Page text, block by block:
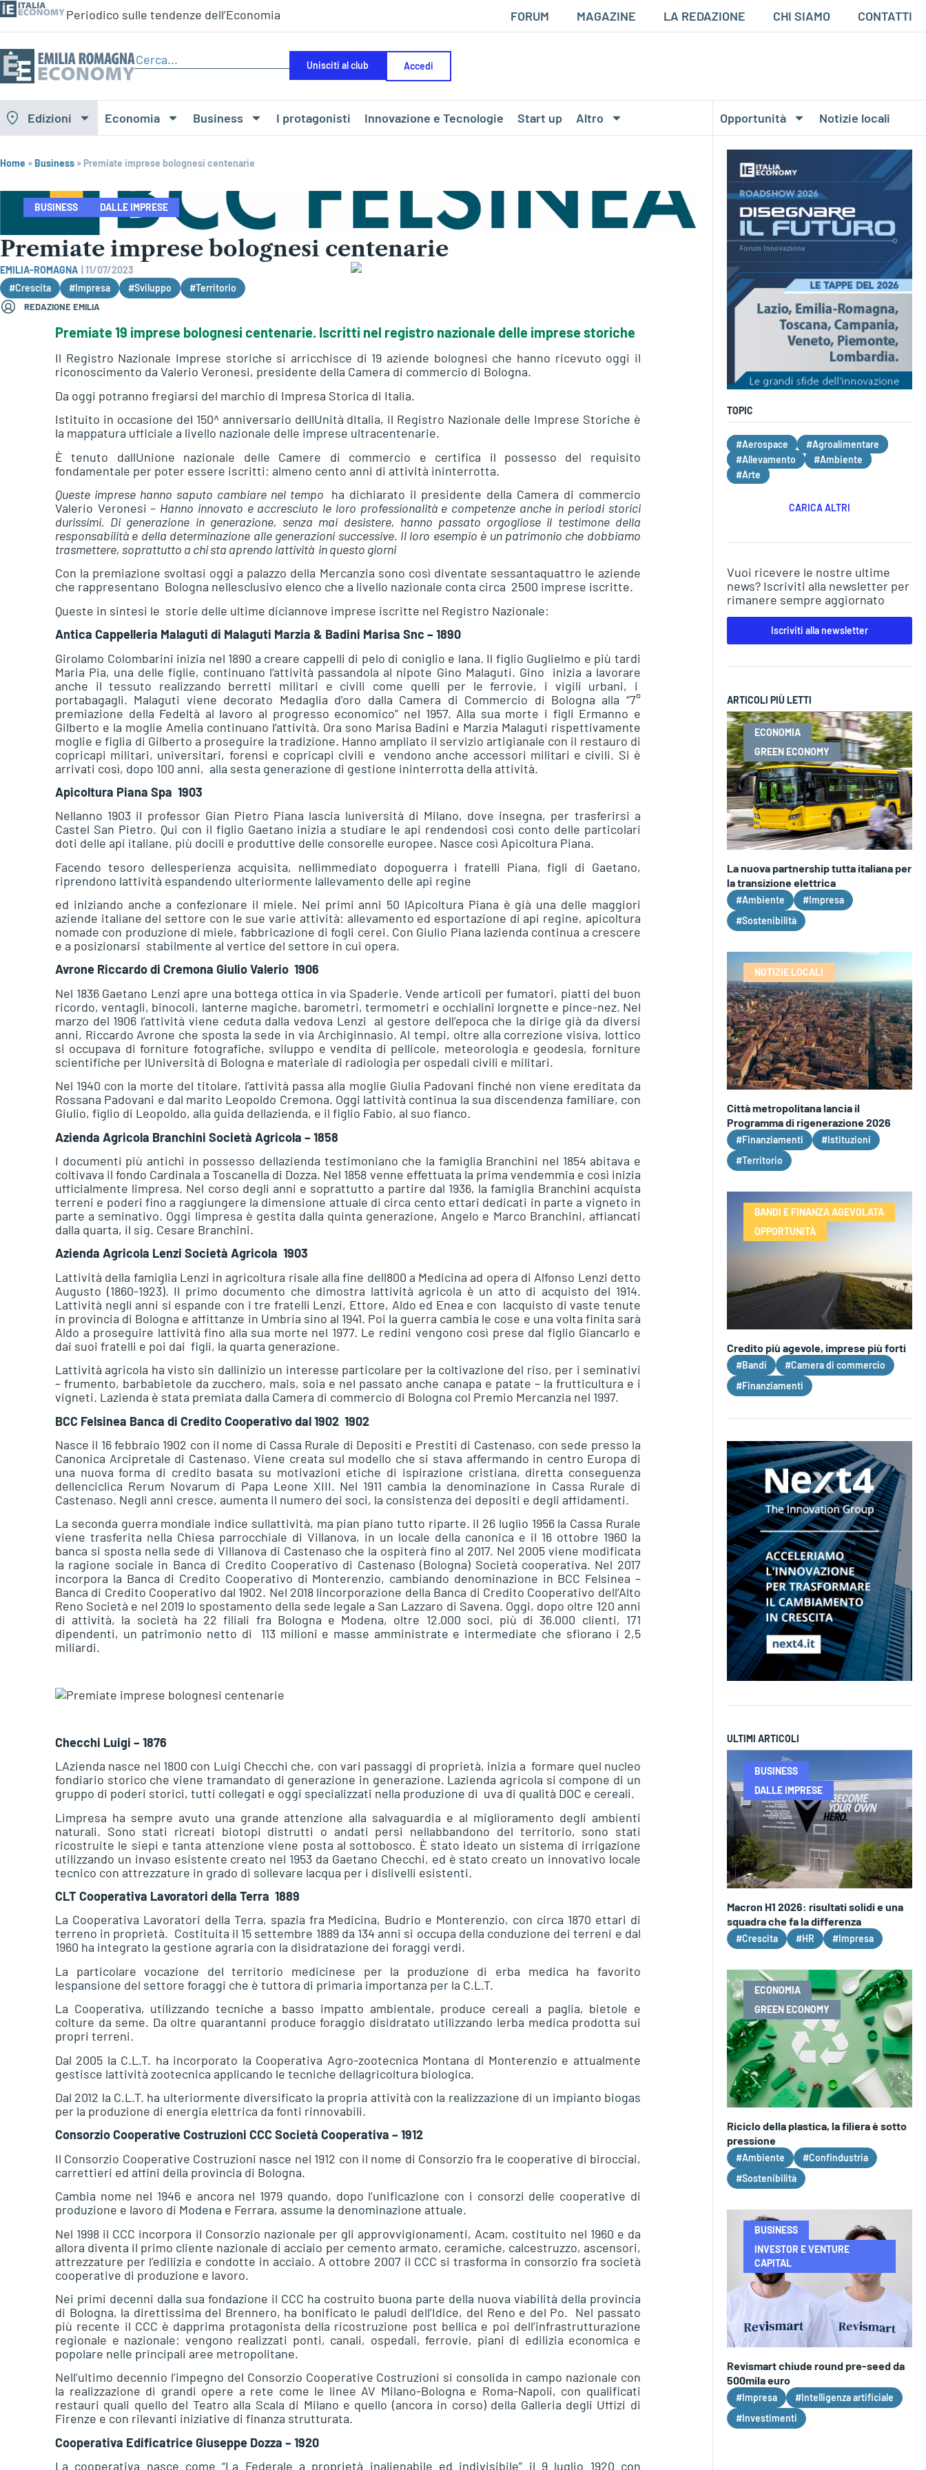
Periodico sulle tendenze dell’Economia FORUM MAGAZINE LA REDAZIONE CHI SIAMO CONTATTI
Unisciti al club Accedi
Edizioni Economia Business I protagonisti Innovazione e Tecnologie Start up Altro Opportunità Notizie locali
Home »Business » Premiate imprese bolognesi centenarie
BUSINESS DALLE IMPRESE
Premiate imprese bolognesi centenarie
EMILIA-ROMAGNA
11/07/2023
#Crescita
#Impresa #Sviluppo #Territorio
REDAZIONE EMILIA
Premiate 19 imprese bolognesi centenarie. Iscritti nel registro nazionale delle imprese storiche
Il Registro Nazionale Imprese storiche si arricchisce di 19 aziende bolognesi che hanno ricevuto oggi il
riconoscimento da Valerio Veronesi, presidente della Camera di commercio di Bologna.
Da oggi potranno fregiarsi del marchio di Impresa Storica di Italia.
Istituito in occasione del 150^ anniversario dellUnità dItalia, il Registro Nazionale delle Imprese Storiche è
la mappatura ufficiale a livello nazionale delle imprese ultracentenarie.
È tenuto dallUnione nazionale delle Camere di commercio e certifica il possesso del requisito
fondamentale per poter essere iscritti: almeno cento anni di attività ininterrotta.
Queste imprese hanno saputo cambiare nel tempo  ha dichiarato il presidente della Camera di commercio
Valerio Veronesi – Hanno innovato e accresciuto le loro professionalità e competenze anche in periodi storici
durissimi. Di generazione in generazione, senza mai desistere, hanno passato orgogliose il testimone della
responsabilità e della determinazione alle generazioni successive. Il loro esempio è un patrimonio che dobbiamo
trasmettere, soprattutto a chi sta aprendo lattività in questo giorni
Con la premiazione svoltasi oggi a palazzo della Mercanzia sono così diventate sessantaquattro le aziende
che rappresentano Bologna nellesclusivo elenco che a livello nazionale conta circa 2500 imprese iscritte.
Queste in sintesi le storie delle ultime diciannove imprese iscritte nel Registro Nazionale:
Antica Cappelleria Malaguti di Malaguti Marzia & Badini Marisa Snc – 1890
Girolamo Colombarini inizia nel 1890 a creare cappelli di pelo di coniglio e lana. Il figlio Guglielmo e più tardi
Maria Pia, una delle figlie, continuano l’attività passandola al nipote Gino Malaguti. Gino inizia a lavorare
anche il tessuto realizzando berretti militari e civili come quelli per le ferrovie, i vigili urbani, i
portabagagli. Malaguti viene decorato Medaglia d’oro dalla Camera di Commercio di Bologna alla “7°
premiazione della Fedeltà al lavoro al progresso economico” nel 1957. Alla sua morte i figli Ermanno e
Gilberto e la moglie Amelia continuano l’attività. Ora sono Marisa Badini e Marzia Malaguti rispettivamente
moglie e figlia di Gilberto a proseguire la tradizione. Hanno ampliato il servizio artigianale con il restauro di
copricapi militari, universitari, forensi e copricapi civili e vendono anche accessori militari e civili. Si è
arrivati così, dopo 100 anni, alla sesta generazione di gestione ininterrotta della attività.
Apicoltura Piana Spa  1903
Nellanno 1903 il professor Gian Pietro Piana lascia luniversità di Milano, dove insegna, per trasferirsi a
Castel San Pietro. Qui con il figlio Gaetano inizia a studiare le api rendendosi così conto delle particolari
doti delle api italiane, più docili e produttive delle consorelle europee. Nasce così Apicoltura Piana.
Facendo tesoro dellesperienza acquisita, nellimmediato dopoguerra i fratelli Piana, figli di Gaetano,
riprendono lattività espandendo ulteriormente lallevamento delle api regine
ed iniziando anche a confezionare il miele. Nei primi anni 50 lApicoltura Piana è già una delle maggiori
aziende italiane del settore con le sue varie attività: allevamento ed esportazione di api regine, apicoltura
nomade con produzione di miele, fabbricazione di fogli cerei. Con Giulio Piana lazienda continua a crescere
e a posizionarsi stabilmente al vertice del settore in cui opera.
Avrone Riccardo di Cremona Giulio Valerio  1906
Nel 1836 Gaetano Lenzi apre una bottega ottica in via Spaderie. Vende articoli per fumatori, piatti del buon
ricordo, ventagli, binocoli, lanterne magiche, barometri, termometri e occhialini lorgnette e pince-nez. Nel
marzo del 1906 l’attività viene ceduta dalla vedova Lenzi al gestore dell’epoca che la dirige già da diversi
anni, Riccardo Avrone che sposta la sede in via Archiginnasio. AI tempi, oltre alla correzione visiva, lottico
si occupava di forniture fotografiche, sviluppo e vendita di pellicole, meteorologia e geodesia, forniture
scientifiche per lUniversità di Bologna e materiale di radiologia per ospedali civili e militari.
Nel 1940 con la morte del titolare, l’attività passa alla moglie Giulia Padovani finché non viene ereditata da
Rossana Padovani e dal marito Leopoldo Cremona. Oggi lattività continua la sua discendenza familiare, con
Giulio, figlio di Leopoldo, alla guida dellazienda, e il figlio Fabio, al suo fianco.
Azienda Agricola Branchini Società Agricola – 1858
I documenti più antichi in possesso dellazienda testimoniano che la famiglia Branchini nel 1854 abitava e
coltivava il fondo Cardinala a Toscanella di Dozza. Nel 1858 venne effettuata la prima vendemmia e così inizia
ufficialmente limpresa. Nel corso degli anni e soprattutto a partire dal 1936, la famiglia Branchini acquista
terreni e poderi fino a raggiungere la dimensione attuale di circa cento ettari dedicati in parte a vigneto in
parte a seminativo. Oggi limpresa è gestita dalla quinta generazione, Angelo e Marco Branchini, affiancati
dalla quarta, il sig. Cesare Branchini.
Azienda Agricola Lenzi Società Agricola  1903
Lattività della famiglia Lenzi in agricoltura risale alla fine dell800 a Medicina ad opera di Alfonso Lenzi detto
Augusto (1860-1923). Il primo documento che dimostra lattività agricola è un atto di acquisto del 1914.
Lattività negli anni si espande con i tre fratelli Lenzi, Ettore, Aldo ed Enea e con lacquisto di vaste tenute
in provincia di Bologna e affittanze in Umbria sino al 1941. Poi la guerra cambia le cose e una volta finita sarà
Aldo a proseguire lattività fino alla sua morte nel 1977. Le redini vengono così prese dal figlio Giancarlo e
dai suoi fratelli e poi dai figli, la quarta generazione.
Lattività agricola ha visto sin dallinizio un interesse particolare per la coltivazione del riso, per i seminativi
– frumento, barbabietole da zucchero, mais, soia e nel passato anche canapa e patate – la frutticultura e i
vigneti. Lazienda è stata premiata dalla Camera di commercio di Bologna col Premio Mercanzia nel 1997.
BCC Felsinea Banca di Credito Cooperativo dal 1902  1902
Nasce il 16 febbraio 1902 con il nome di Cassa Rurale di Depositi e Prestiti di Castenaso, con sede presso la
Canonica Arcipretale di Castenaso. Viene creata sul modello che si stava affermando in centro Europa di
una nuova forma di credito basata su motivazioni etiche di ispirazione cristiana, diretta conseguenza
dellenciclica Rerum Novarum di Papa Leone XIII. Nel 1911 cambia la denominazione in Cassa Rurale di
Castenaso. Negli anni cresce, aumenta il numero dei soci, la consistenza dei depositi e degli affidamenti.
La seconda guerra mondiale indice sullattività, ma pian piano tutto riparte. il 26 luglio 1956 la Cassa Rurale
viene trasferita nella Chiesa parrocchiale di Villanova, in un locale della canonica e il 16 ottobre 1960 la
banca si sposta nella sede di Villanova di Castenaso che la ospiterà fino al 2017. Nel 2005 viene modificata
la ragione sociale in Banca di Credito Cooperativo di Castenaso (Bologna) Società cooperativa. Nel 2017
incorpora la Banca di Credito Cooperativo di Monterenzio, cambiando denominazione in BCC Felsinea –
Banca di Credito Cooperativo dal 1902. Nel 2018 lincorporazione della Banca di Credito Cooperativo dell’Alto
Reno Società e nel 2019 lo spostamento della sede legale a San Lazzaro di Savena. Oggi, dopo oltre 120 anni
di attività, la società ha 22 filiali fra Bologna e Modena, oltre 12.000 soci, più di 36.000 clienti, 171
dipendenti, un patrimonio netto di  113 milioni e masse amministrate e intermediate che sfiorano i 2,5
miliardi.
Checchi Luigi – 1876
LAzienda nasce nel 1800 con Luigi Checchi che, con vari passaggi di proprietà, inizia a formare quel nucleo
fondiario storico che viene tramandato di generazione in generazione. Lazienda agricola si compone di un
gruppo di poderi storici, tutti collegati e oggi specializzati nella produzione di uva di qualità DOC e cereali.
Limpresa ha sempre avuto una grande attenzione alla salvaguardia e al miglioramento degli ambienti
naturali. Sono stati ricreati biotopi distrutti o andati persi nellabbandono del territorio, sono stati
ricostruite le siepi e tanta attenzione viene posta al sottobosco. È stato ideato un sistema di irrigazione
utilizzando un invaso esistente creato nel 1953 da Gaetano Checchi, ed è stato creato un innovativo locale
tecnico con attrezzature in grado di sollevare lacqua per i dislivelli esistenti.
CLT Cooperativa Lavoratori della Terra  1889
La Cooperativa Lavoratori della Terra, spazia fra Medicina, Budrio e Monterenzio, con circa 1870 ettari di
terreno in proprietà. Costituita il 15 settembre 1889 da 134 anni si occupa della conduzione dei terreni e dal
1960 ha integrato la gestione agraria con la disidratazione dei foraggi verdi.
La particolare vocazione del territorio medicinese per la produzione di erba medica ha favorito
lespansione del settore foraggi che è tuttora di primaria importanza per la C.L.T.
La Cooperativa, utilizzando tecniche a basso impatto ambientale, produce cereali a paglia, bietole e
colture da seme. Da oltre quarantanni produce foraggio disidratato utilizzando lerba medica prodotta sui
propri terreni.
Dal 2005 la C.L.T. ha incorporato la Cooperativa Agro-zootecnica Montana di Monterenzio e attualmente
gestisce lattività zootecnica applicando le tecniche dellagricoltura biologica.
Dal 2012 la C.L.T. ha ulteriormente diversificato la propria attività con la realizzazione di un impianto biogas
per la produzione di energia elettrica da fonti rinnovabili.
Consorzio Cooperative Costruzioni CCC Società Cooperativa – 1912
Il Consorzio Cooperative Costruzioni nasce nel 1912 con il nome di Consorzio fra le cooperative di birocciai,
carrettieri ed affini della provincia di Bologna.
Cambia nome nel 1946 e ancora nel 1979 quando, dopo l’unificazione con i consorzi delle cooperative di
produzione e lavoro di Modena e Ferrara, assume la denominazione attuale.
Nel 1998 il CCC incorpora il Consorzio nazionale per gli approvvigionamenti, Acam, costituito nel 1960 e da
allora diventa il primo cliente nazionale di acciaio per cemento armato, ceramiche, calcestruzzo, ascensori,
attrezzature per l’edilizia e condotte in acciaio. A ottobre 2007 il CCC si trasforma in consorzio fra società
cooperative di produzione e lavoro.
Nei primi decenni dalla sua fondazione il CCC ha costruito buona parte della nuova viabilità della provincia
di Bologna, la direttissima del Brennero, ha bonificato le paludi dell’Idice, del Reno e del Po. Nel passato
più recente il CCC è dapprima protagonista della ricostruzione post bellica e poi dell’infrastrutturazione
regionale e nazionale: vengono realizzati ponti, canali, ospedali, ferrovie, piani di edilizia economica e
popolare nelle principali aree metropolitane.
Nell’ultimo decennio l’impegno del Consorzio Cooperative Costruzioni si consolida in campo nazionale con
la realizzazione di grandi opere a rete come le linee AV Milano-Bologna e Roma-Napoli, con qualificati
restauri quali quello del Teatro alla Scala di Milano e quello (ancora in corso) della Galleria degli Uffizi di
Firenze e con rilevanti iniziative di finanza strutturata.
Cooperativa Edificatrice Giuseppe Dozza – 1920
La cooperativa nasce come “La Federale a proprietà inalienabile ed indivisibile” il 9 luglio 1920 con
TOPIC
#Aerospace
#Agroalimentare
#Allevamento
#Ambiente
#Arte
CARICA ALTRI
Vuoi ricevere le nostre ultime
news? Iscriviti alla newsletter per
rimanere sempre aggiornato
Iscriviti alla newsletter
ARTICOLI PIÙ LETTI
ECONOMIA
GREEN ECONOMY
La nuova partnership tutta italiana per
la transizione elettrica
#Ambiente
#Impresa
#Sostenibilità
NOTIZIE LOCALI
Città metropolitana lancia il
Programma di rigenerazione 2026
#Finanziamenti
#Istituzioni
#Territorio
BANDI E FINANZA AGEVOLATA
OPPORTUNITÀ
Credito più agevole, imprese più forti
#Bandi
#Camera di commercio
#Finanziamenti
ULTIMI ARTICOLI
BUSINESS
DALLE IMPRESE
Macron H1 2026: risultati solidi e una
squadra che fa la differenza
#Crescita #HR #Impresa
ECONOMIA
GREEN ECONOMY
Riciclo della plastica, la filiera è sotto
pressione
#Ambiente
#Confindustria
#Sostenibilità
BUSINESS
INVESTOR E VENTURE
CAPITAL
Revismart chiude round pre-seed da
500mila euro
#Impresa
#Intelligenza artificiale
#Investimenti